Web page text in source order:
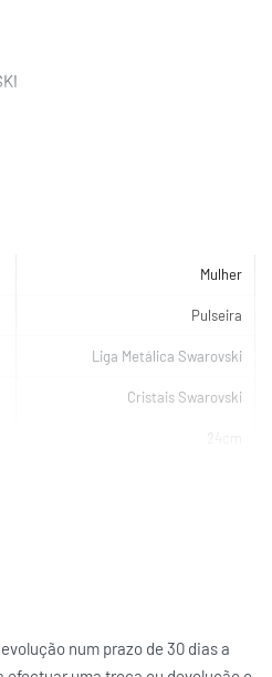
Mulher
Pulseira
Liga Metálica Swarovski
Cristais Swarovski
num prazo de 30 dias a